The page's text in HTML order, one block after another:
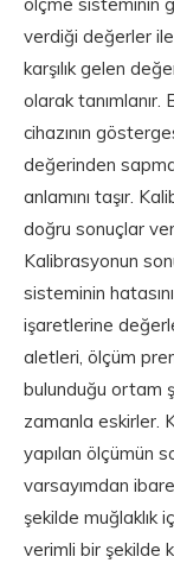
verdiği değerler
karşılık gelen
olarak
cihazının
değerinden
anlamını taşır.
doğru sonuçlar
Kalibrasyonun
sisteminin
işaretlerine
aletleri, ölçüm
bulunduğu ortam
zamanla eskirler.
yapılan ölçümün
varsayımdan
şekilde muğlaklık
verimli bir şekilde